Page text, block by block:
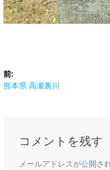
投
稿
前:
前
熊本県 高瀬裏川
コメントを残す
メールアドレスが公開さ